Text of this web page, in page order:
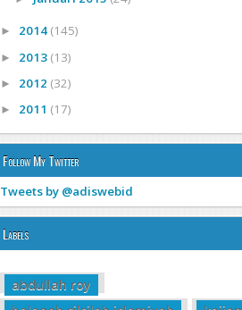
► 2014 (145)
► 2013 (13)
► 2012 (32)
► 2011 (17)
Follow My Twitter
Tweets by @adiswebid
Labels
abdullah roy